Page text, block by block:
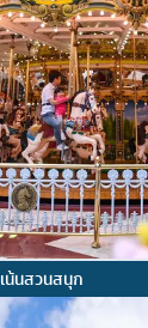
เน้นสวนสนุก